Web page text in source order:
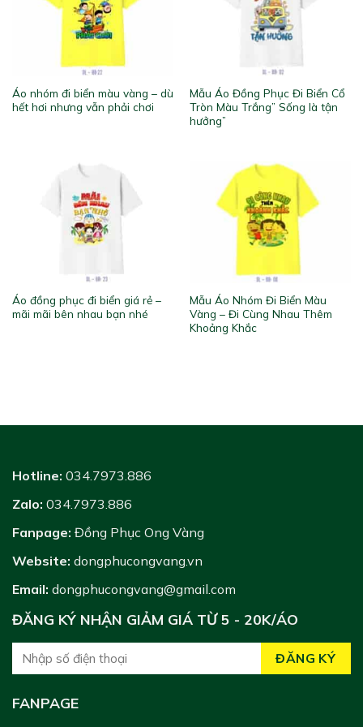
Áo nhóm đi biển màu vàng – dù
hết hơi nhưng vẫn phải chơi
Mẫu Áo Đồng Phục Đi Biển Cổ
Tròn Màu Trắng” Sống là tận
hưởng”
Áo đồng phục đi biển giá rẻ –
mãi mãi bên nhau bạn nhé
Mẫu Áo Nhóm Đi Biển Màu
Vàng – Đi Cùng Nhau Thêm
Khoảng Khắc
Hotline: 034.7973.886
Zalo: 034.7973.886
Fanpage: Đồng Phục Ong Vàng
Website: dongphucongvang.vn
Email: dongphucongvang@gmail.com
ĐĂNG KÝ NHẬN GIẢM GIÁ TỪ 5 - 20K/ÁO
FANPAGE